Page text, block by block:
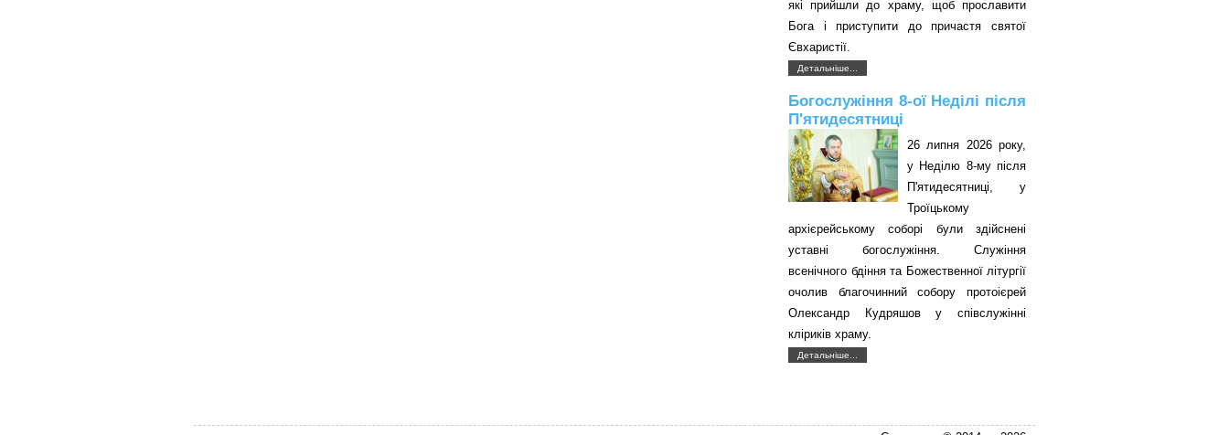
які прийшли до храму, щоб прославити
Бога і приступити до причастя святої
Євхаристії.
Детальніше...
Богослужіння 8-ої Неділі після
П'ятидесятниці
26 липня 2026 року,
у Неділю 8-му після
П'ятидесятниці, у
Троїцькому
архієрейському соборі були здійснені
уставні богослужіння. Служіння
всенічного бдіння та Божественної літургії
очолив благочинний собору протоієрей
Олександр Кудряшов у співслужінні
кліриків храму.
Детальніше...